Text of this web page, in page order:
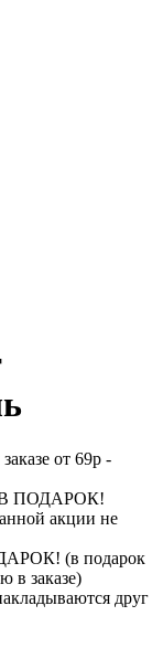
от 69р -
В ПОДАРОК!
акции не
(в подарок
в заказе)
друг